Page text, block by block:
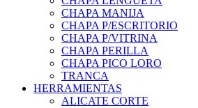
CHAPA MANIJA
CHAPA P/ESCRITORIO
CHAPA P/VITRINA
CHAPA PERILLA
CHAPA PICO LORO
TRANCA
HERRAMIENTAS
ALICATE CORTE